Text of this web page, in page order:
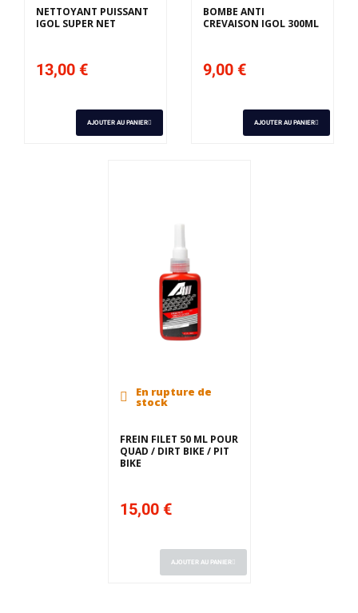
NETTOYANT PUISSANT
IGOL SUPER NET
13,00 €
AJOUTER AU PANIER
BOMBE ANTI
CREVAISON IGOL 300ML
9,00 €
AJOUTER AU PANIER
En rupture de
stock
FREIN FILET 50 ML POUR
QUAD / DIRT BIKE / PIT
BIKE
15,00 €
AJOUTER AU PANIER